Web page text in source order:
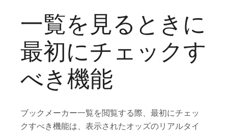
一覧を見るときに
最初にチェックす
べき機能
ブックメーカー一覧を閲覧する際、最初にチェッ
クすべき機能は、表示されたオッズのリアルタイ